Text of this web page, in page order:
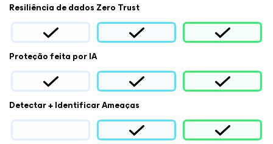
Resiliência de dados Zero Trust
Proteção feita por IA
Detectar + Identificar Ameaças